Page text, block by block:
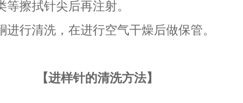
擦拭针尖后再注射。
行清洗，在进行空气干燥后做保管。
【进样针的清洗方法】